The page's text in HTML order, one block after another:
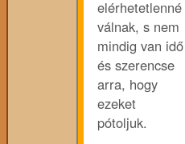
elérhetetlenné
válnak, s nem
mindig van idő
és szerencse
arra, hogy
ezeket
pótoljuk.